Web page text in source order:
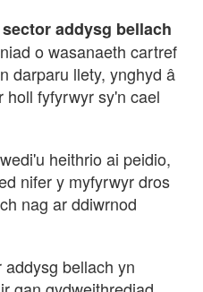
addysg bellach
o wasanaeth cartref
darparu llety, ynghyd
holl fyfyrwyr sy'n cael
heithrio ai peidio,
nifer y myfyrwyr dros
nag ar ddiwrnod
bellach yn